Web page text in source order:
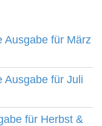
Ausgabe für März
Ausgabe für Juli
für Herbst &